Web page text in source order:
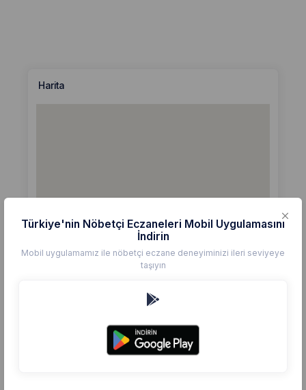
Harita
Türkiye'nin Nöbetçi Eczaneleri Mobil Uygulamasını
İndirin
Mobil uygulamamız ile nöbetçi eczane deneyiminizi ileri seviyeye
taşıyın